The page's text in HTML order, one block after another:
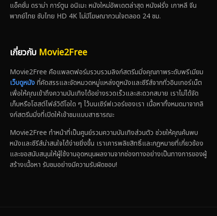
แอ็คชั่น ดราม่า การ์ตูน อนิเมะ หนังใหม่อัพเดตล่าสุด หนังฝรั่ง เกาหลี จีน
พากย์ไทย ซับไทย HD 4K ไม่มีโฆษณากวนใจตลอด 24 ชม.
เกี่ยวกับ Movie2Free
Movie2Free คือแพลตฟอร์มรวบรวมลิงก์สตรีมมิ่งคุณภาพระดับพรีเมียม
เว็บดูหนังที่คัดสรรและจัดหมวดหมู่แหล่งดูหนังและซีรีส์จากทั่วอินเทอร์เน็ต
เพื่อให้คุณเข้าถึงความบันเทิงได้อย่างรวดเร็วและสะดวกสบาย เราไม่ได้จัด
เก็บหรือโฮสต์ไฟล์วิดีโอใด ๆ ไว้บนเซิร์ฟเวอร์ของเรา เนื้อหาทั้งหมดมาจากลิ
งก์สตรีมมิ่งที่เปิดให้เข้าชมแบบสาธารณะ
Movie2Free ทำหน้าที่เป็นศูนย์รวมความบันเทิงส่วนตัว ช่วยให้คุณค้นพบ
หนังและซีรีส์น่าสนใจได้ง่ายยิ่งขึ้น เราเคารพลิขสิทธิ์และกฎหมายที่เกี่ยวข้อง
และขอสนับสนุนให้ผู้ใช้งานอุดหนุนผลงานจากช่องทางอย่างเป็นทางการของผู้
สร้างเนื้อหา รับชมอย่างมีความรับผิดชอบ!